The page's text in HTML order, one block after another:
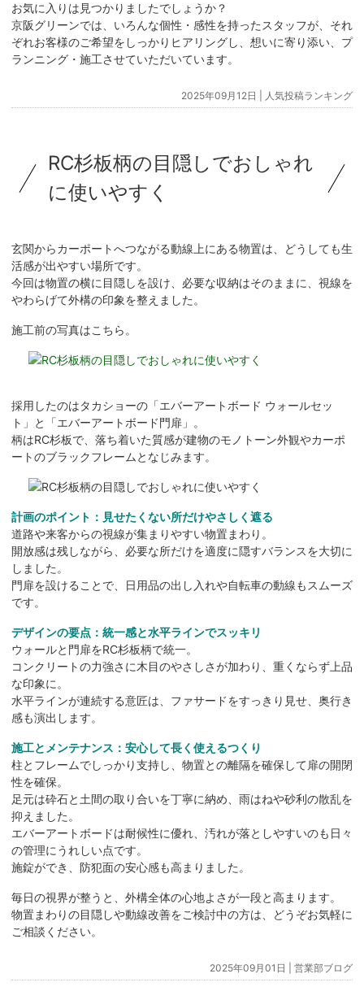
お気に入りは見つかりましたでしょうか？
京阪グリーンでは、いろんな個性・感性を持ったスタッフが、それ
ぞれお客様のご希望をしっかりヒアリングし、想いに寄り添い、プ
ランニング・施工させていただいています。
2025年09月12日 | 人気投稿ランキング
RC杉板柄の目隠しでおしゃれ
に使いやすく
玄関からカーポートへつながる動線上にある物置は、どうしても生
活感が出やすい場所です。
今回は物置の横に目隠しを設け、必要な収納はそのままに、視線を
やわらげて外構の印象を整えました。
施工前の写真はこちら。
採用したのはタカショーの「エバーアートボード ウォールセッ
ト」と「エバーアートボード門扉」。
柄はRC杉板で、落ち着いた質感が建物のモノトーン外観やカーポ
ートのブラックフレームとなじみます。
計画のポイント：見せたくない所だけやさしく遮る
道路や来客からの視線が集まりやすい物置まわり。
開放感は残しながら、必要な所だけを適度に隠すバランスを大切に
しました。
門扉を設けることで、日用品の出し入れや自転車の動線もスムーズ
です。
デザインの要点：統一感と水平ラインでスッキリ
ウォールと門扉をRC杉板柄で統一。
コンクリートの力強さに木目のやさしさが加わり、重くならず上品
な印象に。
水平ラインが連続する意匠は、ファサードをすっきり見せ、奥行き
感も演出します。
施工とメンテナンス：安心して長く使えるつくり
柱とフレームでしっかり支持し、物置との離隔を確保して扉の開閉
性を確保。
足元は砕石と土間の取り合いを丁寧に納め、雨はねや砂利の散乱を
抑えました。
エバーアートボードは耐候性に優れ、汚れが落としやすいのも日々
の管理にうれしい点です。
施錠ができ、防犯面の安心感も高まりました。
毎日の視界が整うと、外構全体の心地よさが一段と高まります。
物置まわりの目隠しや動線改善をご検討中の方は、どうぞお気軽に
ご相談ください。
2025年09月01日 | 営業部ブログ